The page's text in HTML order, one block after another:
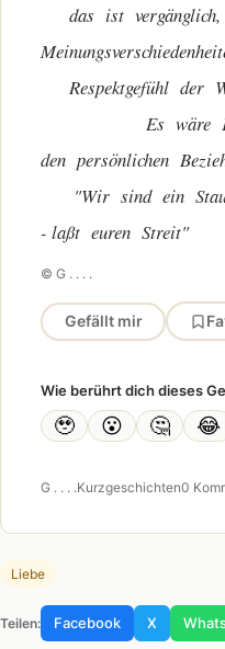
das ist vergänglich,
Respektgefühl der
Es wäre
den persönlichen
"Wir sind ein
- laßt euren Streit"
© G . . . .
Gefällt mir
Wie berührt dich dieses
🥹 😮 🤔 😂
G . . . .Kurzgeschichten0
Liebe
Teilen: Facebook X